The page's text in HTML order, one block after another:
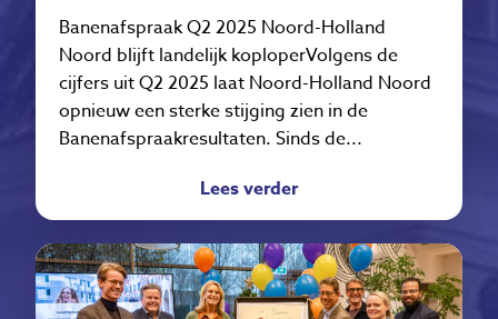
Banenafspraak Q2 2025 Noord-Holland
Noord blijft landelijk koploperVolgens de
cijfers uit Q2 2025 laat Noord-Holland Noord
opnieuw een sterke stijging zien in de
Banenafspraakresultaten. Sinds de...
Lees verder